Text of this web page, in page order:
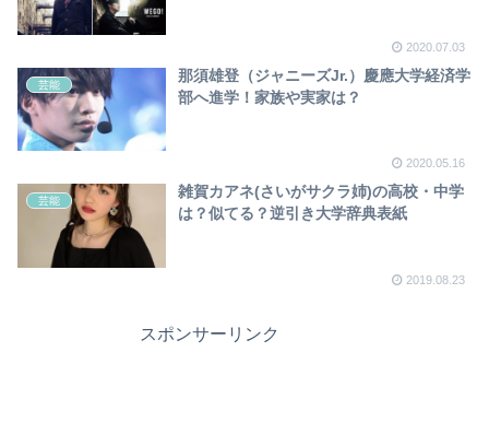
2020.07.03
芸能
那須雄登（ジャニーズJr.）慶應大学経済学
部へ進学！家族や実家は？
2020.05.16
芸能
雑賀カアネ(さいがサクラ姉)の高校・中学
は？似てる？逆引き大学辞典表紙
2019.08.23
スポンサーリンク